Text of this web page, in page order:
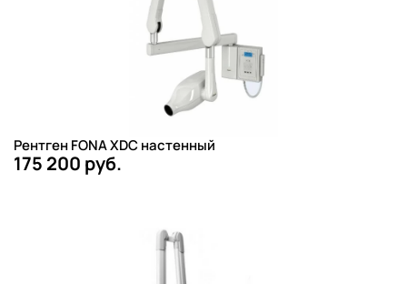
Рентген FONA XDC настенный
175 200 руб.